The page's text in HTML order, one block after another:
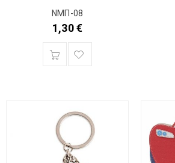
ΝΜΠ-08
1,30€